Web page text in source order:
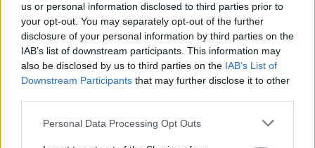
us or personal information disclosed to third parties prior to
your opt-out. You may separately opt-out of the further
disclosure of your personal information by third parties on the
IAB’s list of downstream participants. This information may
also be disclosed by us to third parties on the IAB’s List of
Downstream Participants that may further disclose it to other
Personal Data Processing Opt Outs
Ταχύτερα και αυστηρότερα: Το νέο ψηφιακό καθεστώς της ΑΑΔΕ για
τα ανασφάλιστα οχήματα
Όμιλος ΔΕΗ: Νέα συμφωνία για
Τουρισμός για Όλους: Kατάθεση